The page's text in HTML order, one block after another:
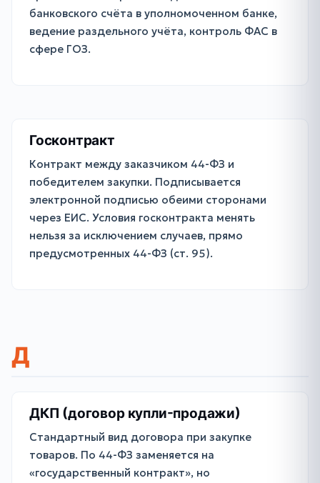
банковского счёта в уполномоченном банке,
ведение раздельного учёта, контроль ФАС в
сфере ГОЗ.
Госконтракт
Контракт между заказчиком 44-ФЗ и
победителем закупки. Подписывается
электронной подписью обеими сторонами
через ЕИС. Условия госконтракта менять
нельзя за исключением случаев, прямо
предусмотренных 44-ФЗ (ст. 95).
Д
ДКП (договор купли-продажи)
Стандартный вид договора при закупке
товаров. По 44-ФЗ заменяется на
«государственный контракт», но